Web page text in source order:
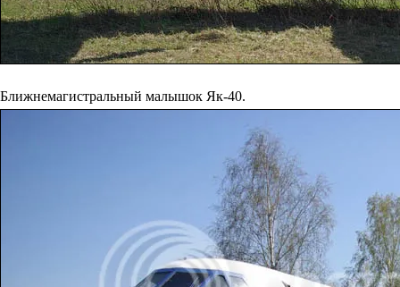
Ближнемагистральный малышок Як-40.